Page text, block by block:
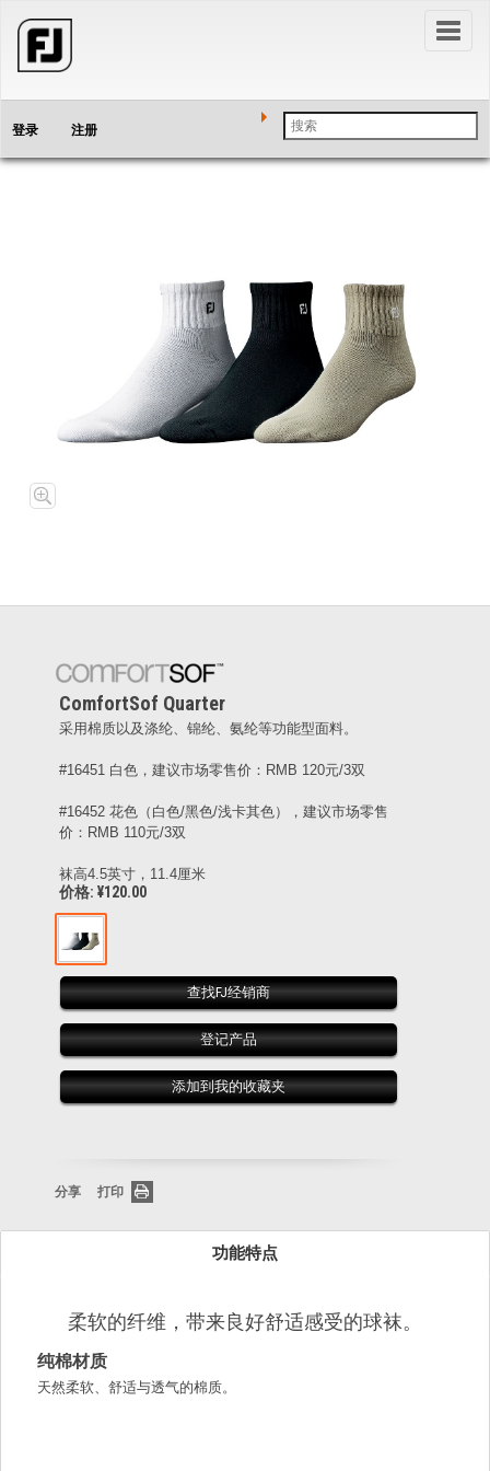
登录 注册
ComfortSof Quarter
采用棉质以及涤纶、锦纶、氨纶等功能型面料。
#16451 白色，建议市场零售价：RMB 120元/3双
#16452 花色（白色/黑色/浅卡其色），建议市场零售
价：RMB 110元/3双
袜高4.5英寸，11.4厘米
价格: ¥120.00
查找FJ经销商
登记产品
添加到我的收藏夹
分享 打印
功能特点
柔软的纤维，带来良好舒适感受的球袜。
纯棉材质
天然柔软、舒适与透气的棉质。